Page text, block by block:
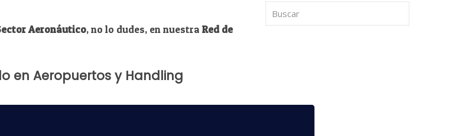
Aeronáutico, no lo dudes, en nuestraRed de
en Aeropuertos y Handling
los contenidos suficientes para obtener
un aeropuerto.